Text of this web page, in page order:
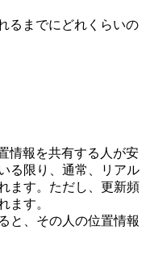
るまでにどれくらいの
情報を共有する人が安
る限り、通常、リアル
ます。ただし、更新頻
ます。
と、その人の位置情報